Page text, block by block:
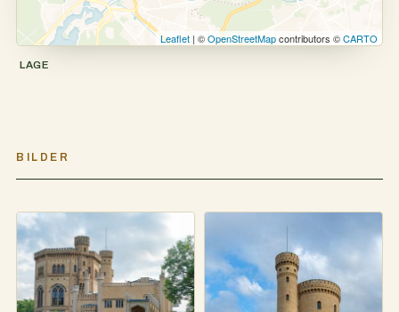
Leaflet | ©OpenStreetMapcontributors ©CARTO
LAGE
BILDER